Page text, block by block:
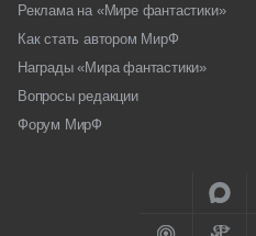
Реклама на «Мире фантастики»
Как стать автором МирФ
Награды «Мира фантастики»
Вопросы редакции
Форум МирФ